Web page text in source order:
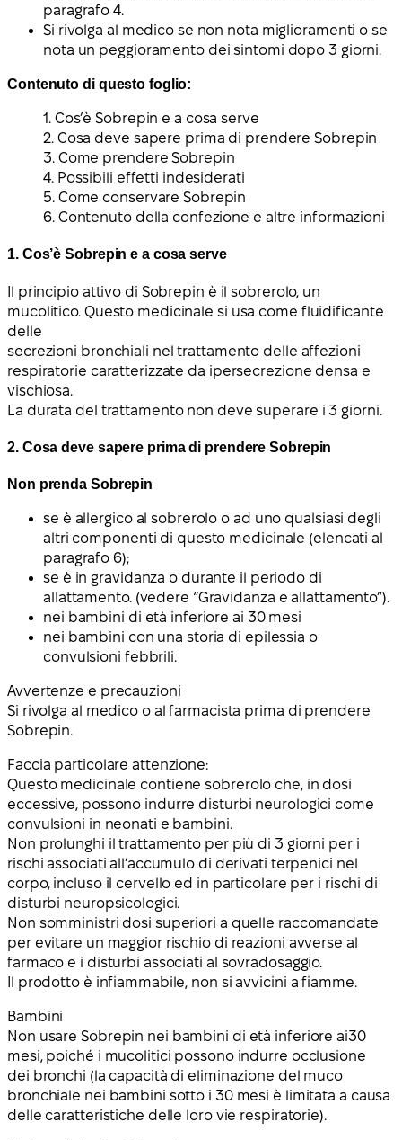
paragrafo 4.
Si rivolga al medico se non nota miglioramenti o se
nota un peggioramento dei sintomi dopo 3 giorni.
Contenuto di questo foglio:
1. Cos’è Sobrepin e a cosa serve
2. Cosa deve sapere prima di prendere Sobrepin
3. Come prendere Sobrepin
4. Possibili effetti indesiderati
5. Come conservare Sobrepin
6. Contenuto della confezione e altre informazioni
1. Cos’è Sobrepin e a cosa serve
Il principio attivo di Sobrepin è il sobrerolo, un
mucolitico. Questo medicinale si usa come fluidificante
delle
secrezioni bronchiali nel trattamento delle affezioni
respiratorie caratterizzate da ipersecrezione densa e
vischiosa.
La durata del trattamento non deve superare i 3 giorni.
2. Cosa deve sapere prima di prendere Sobrepin
Non prenda Sobrepin
se è allergico al sobrerolo o ad uno qualsiasi degli
altri componenti di questo medicinale (elencati al
paragrafo 6);
se è in gravidanza o durante il periodo di
allattamento. (vedere “Gravidanza e allattamento”).
nei bambini di età inferiore ai 30 mesi
nei bambini con una storia di epilessia o
convulsioni febbrili.
Avvertenze e precauzioni
Si rivolga al medico o al farmacista prima di prendere
Sobrepin.
Faccia particolare attenzione:
Questo medicinale contiene sobrerolo che, in dosi
eccessive, possono indurre disturbi neurologici come
convulsioni in neonati e bambini.
Non prolunghi il trattamento per più di 3 giorni per i
rischi associati all’accumulo di derivati terpenici nel
corpo, incluso il cervello ed in particolare per i rischi di
disturbi neuropsicologici.
Non somministri dosi superiori a quelle raccomandate
per evitare un maggior rischio di reazioni avverse al
farmaco e i disturbi associati al sovradosaggio.
Il prodotto è infiammabile, non si avvicini a fiamme.
Bambini
Non usare Sobrepin nei bambini di età inferiore ai30
mesi, poiché i mucolitici possono indurre occlusione
dei bronchi (la capacità di eliminazione del muco
bronchiale nei bambini sotto i 30 mesi è limitata a causa
delle caratteristiche delle loro vie respiratorie).